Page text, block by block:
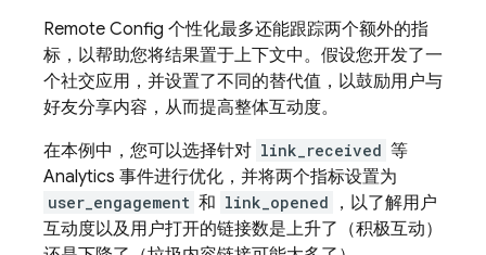
Remote Config 个性化最多还能跟踪两个额外的指
标，以帮助您将结果置于上下文中。假设您开发了一
个社交应用，并设置了不同的替代值，以鼓励用户与
好友分享内容，从而提高整体互动度。
在本例中，您可以选择针对 link_received 等
Analytics 事件进行优化，并将两个指标设置为
user_engagement 和 link_opened
，以了解用户
互动度以及用户打开的链接数是上升了（积极互动）